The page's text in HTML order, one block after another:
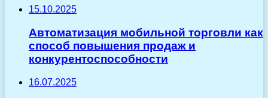
15.10.2025
Автоматизация мобильной торговли как
способ повышения продаж и
конкурентоспособности
16.07.2025